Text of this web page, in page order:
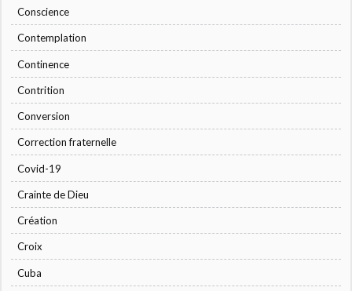
Conscience
Contemplation
Continence
Contrition
Conversion
Correction fraternelle
Covid-19
Crainte de Dieu
Création
Croix
Cuba